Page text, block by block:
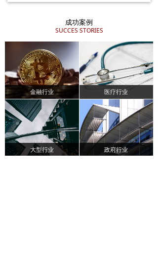
金融行业 医疗行业
大型行业 政府行业
成功案例
SUCCES STORIES